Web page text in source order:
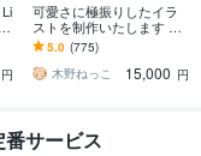
円
可愛さに極振りしたイラ
ストを制作いたします ★
商用利用＆二次利用込
み！ミニキャラは小物２
点まで無料！★
5.0 (775)
木野ねっこ
15,000 円
サービス